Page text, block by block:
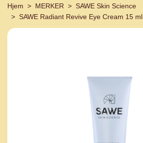
Hjem MERKER
SAWE Skin Science
SAWE Radiant Revive Eye Cream 15 ml